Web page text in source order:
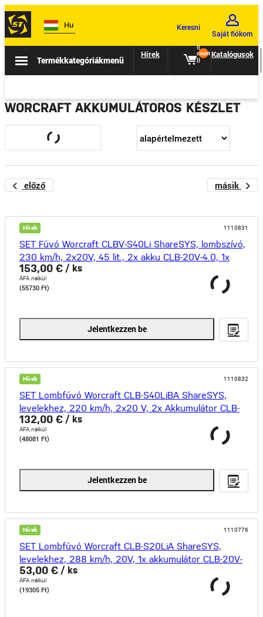
Hu Keresni
Saját fiókom
{{
count
}}
Termékkategóriákmenü
Hírek Eladás Katalógusok
WORCRAFT AKKUMULÁTOROS KÉSZLET
előző másik
Hírek 1110831
SET Fúvó Worcraft CLBV-S40Li ShareSYS, lombszívó,
230 km/h, 2x20V, 45 lit., 2x akku CLB-20V-4.0, 1x
153,00 € / ks
ÁFA nélkül
(55730 Ft)
Jelentkezzen be
Hírek 1110832
SET Lombfúvó Worcraft CLB-S40LiBA ShareSYS,
levelekhez, 220 km/h, 2x20 V, 2x Akkumulátor CLB-
20V-4.0
132,00 € / ks
ÁFA nélkül
(48081 Ft)
Jelentkezzen be
Hírek 1110776
SET Lombfúvó Worcraft CLB-S20LiA ShareSYS,
levelekhez, 288 km/h, 20V, 1x akkumulátor CLB-20V-
2.0, 1x
53,00 € / ks
ÁFA nélkül
(19305 Ft)